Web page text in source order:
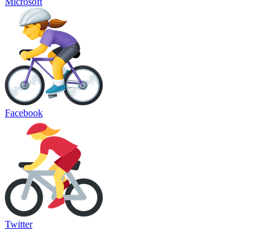
Facebook
Twitter